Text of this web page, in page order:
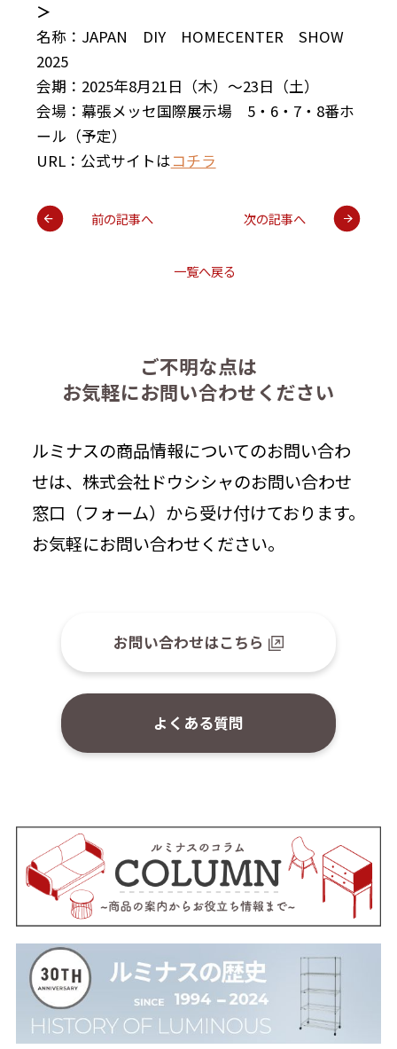
＞
名称：JAPAN DIY HOMECENTER SHOW
2025
会期：2025年8月21日（木）～23日（土）
会場：幕張メッセ国際展示場 5・6・7・8番ホ
ール（予定）
URL：公式サイトはコチラ
前の記事へ
一覧へ戻る
次の記事へ
ご不明な点は
お気軽にお問い合わせください
ルミナスの商品情報についてのお問い合わ
せは、株式会社ドウシシャのお問い合わせ
窓口（フォーム）から受け付けております。
お気軽にお問い合わせください。
お問い合わせはこちら
よくある質問